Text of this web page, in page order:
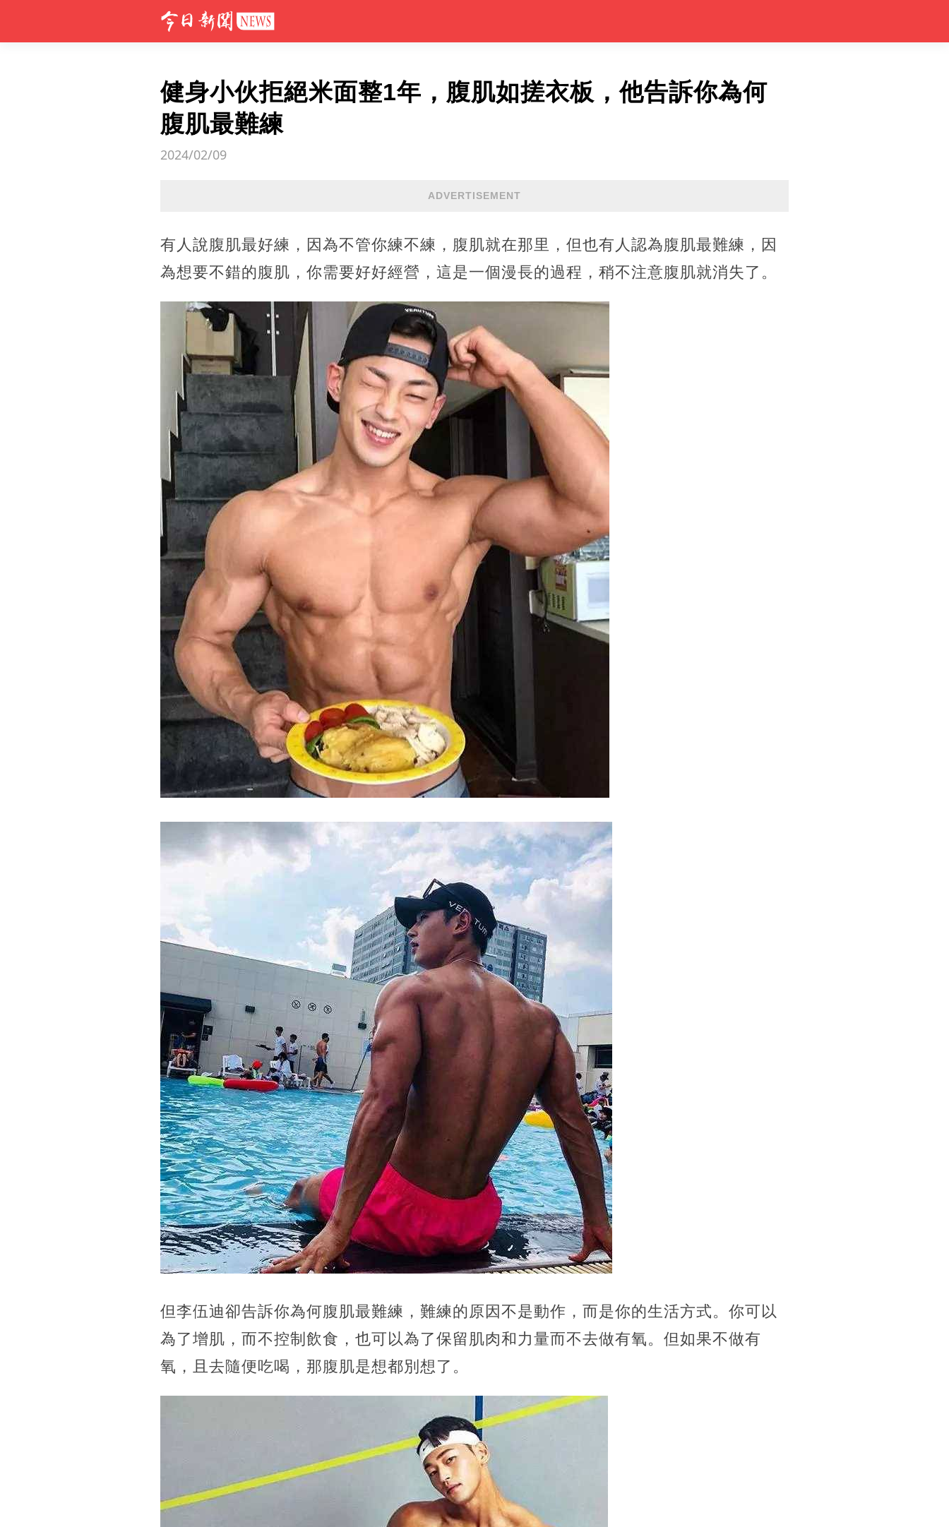
健身小伙拒絕米面整1年，腹肌如搓衣板，他告訴你為何
腹肌最難練
2024/02/09
ADVERTISEMENT
有人說腹肌最好練，因為不管你練不練，腹肌就在那里，但也有人認為腹肌最難練，因
為想要不錯的腹肌，你需要好好經營，這是一個漫長的過程，稍不注意腹肌就消失了。
但李伍迪卻告訴你為何腹肌最難練，難練的原因不是動作，而是你的生活方式。你可以
為了增肌，而不控制飲食，也可以為了保留肌肉和力量而不去做有氧。但如果不做有
氧，且去隨便吃喝，那腹肌是想都別想了。